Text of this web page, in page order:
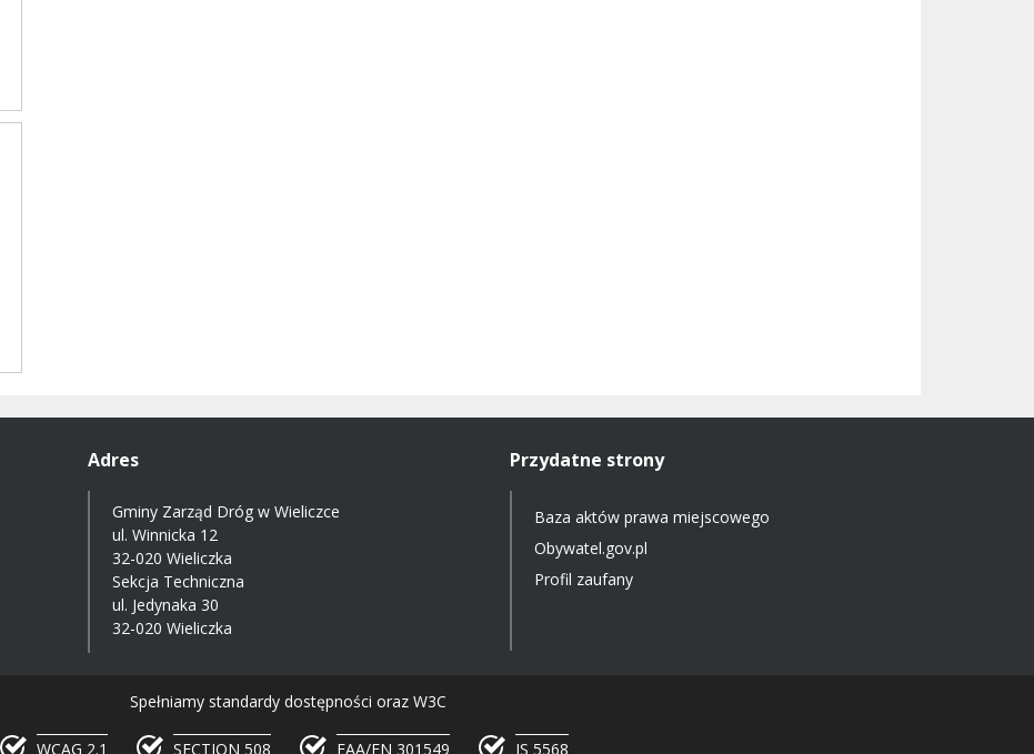
Adres
Gminy Zarząd Dróg w Wieliczce
ul. Winnicka 12
32-020 Wieliczka
Sekcja Techniczna
ul. Jedynaka 30
32-020 Wieliczka
Przydatne strony
Baza aktów prawa miejscowego
Obywatel.gov.pl
Profil zaufany
Spełniamy standardy dostępności oraz W3C
WCAG 2.1 SECTION 508 EAA/EN 301549 IS 5568